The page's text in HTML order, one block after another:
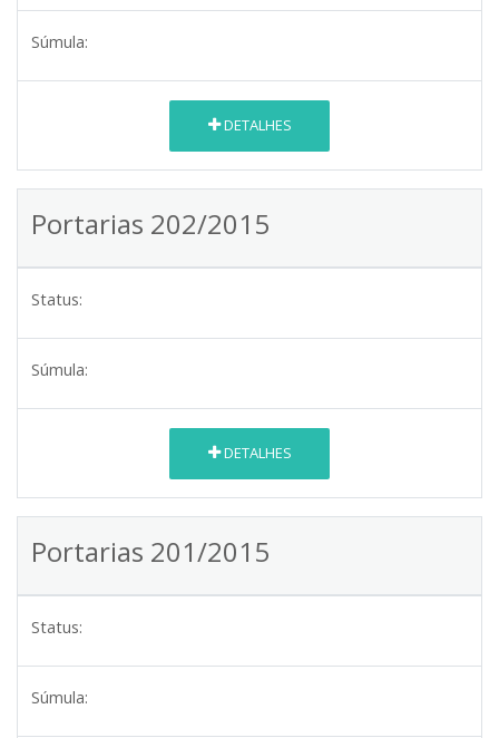
Súmula:
DETALHES
Portarias 202/2015
Status:
Súmula:
DETALHES
Portarias 201/2015
Status:
Súmula: